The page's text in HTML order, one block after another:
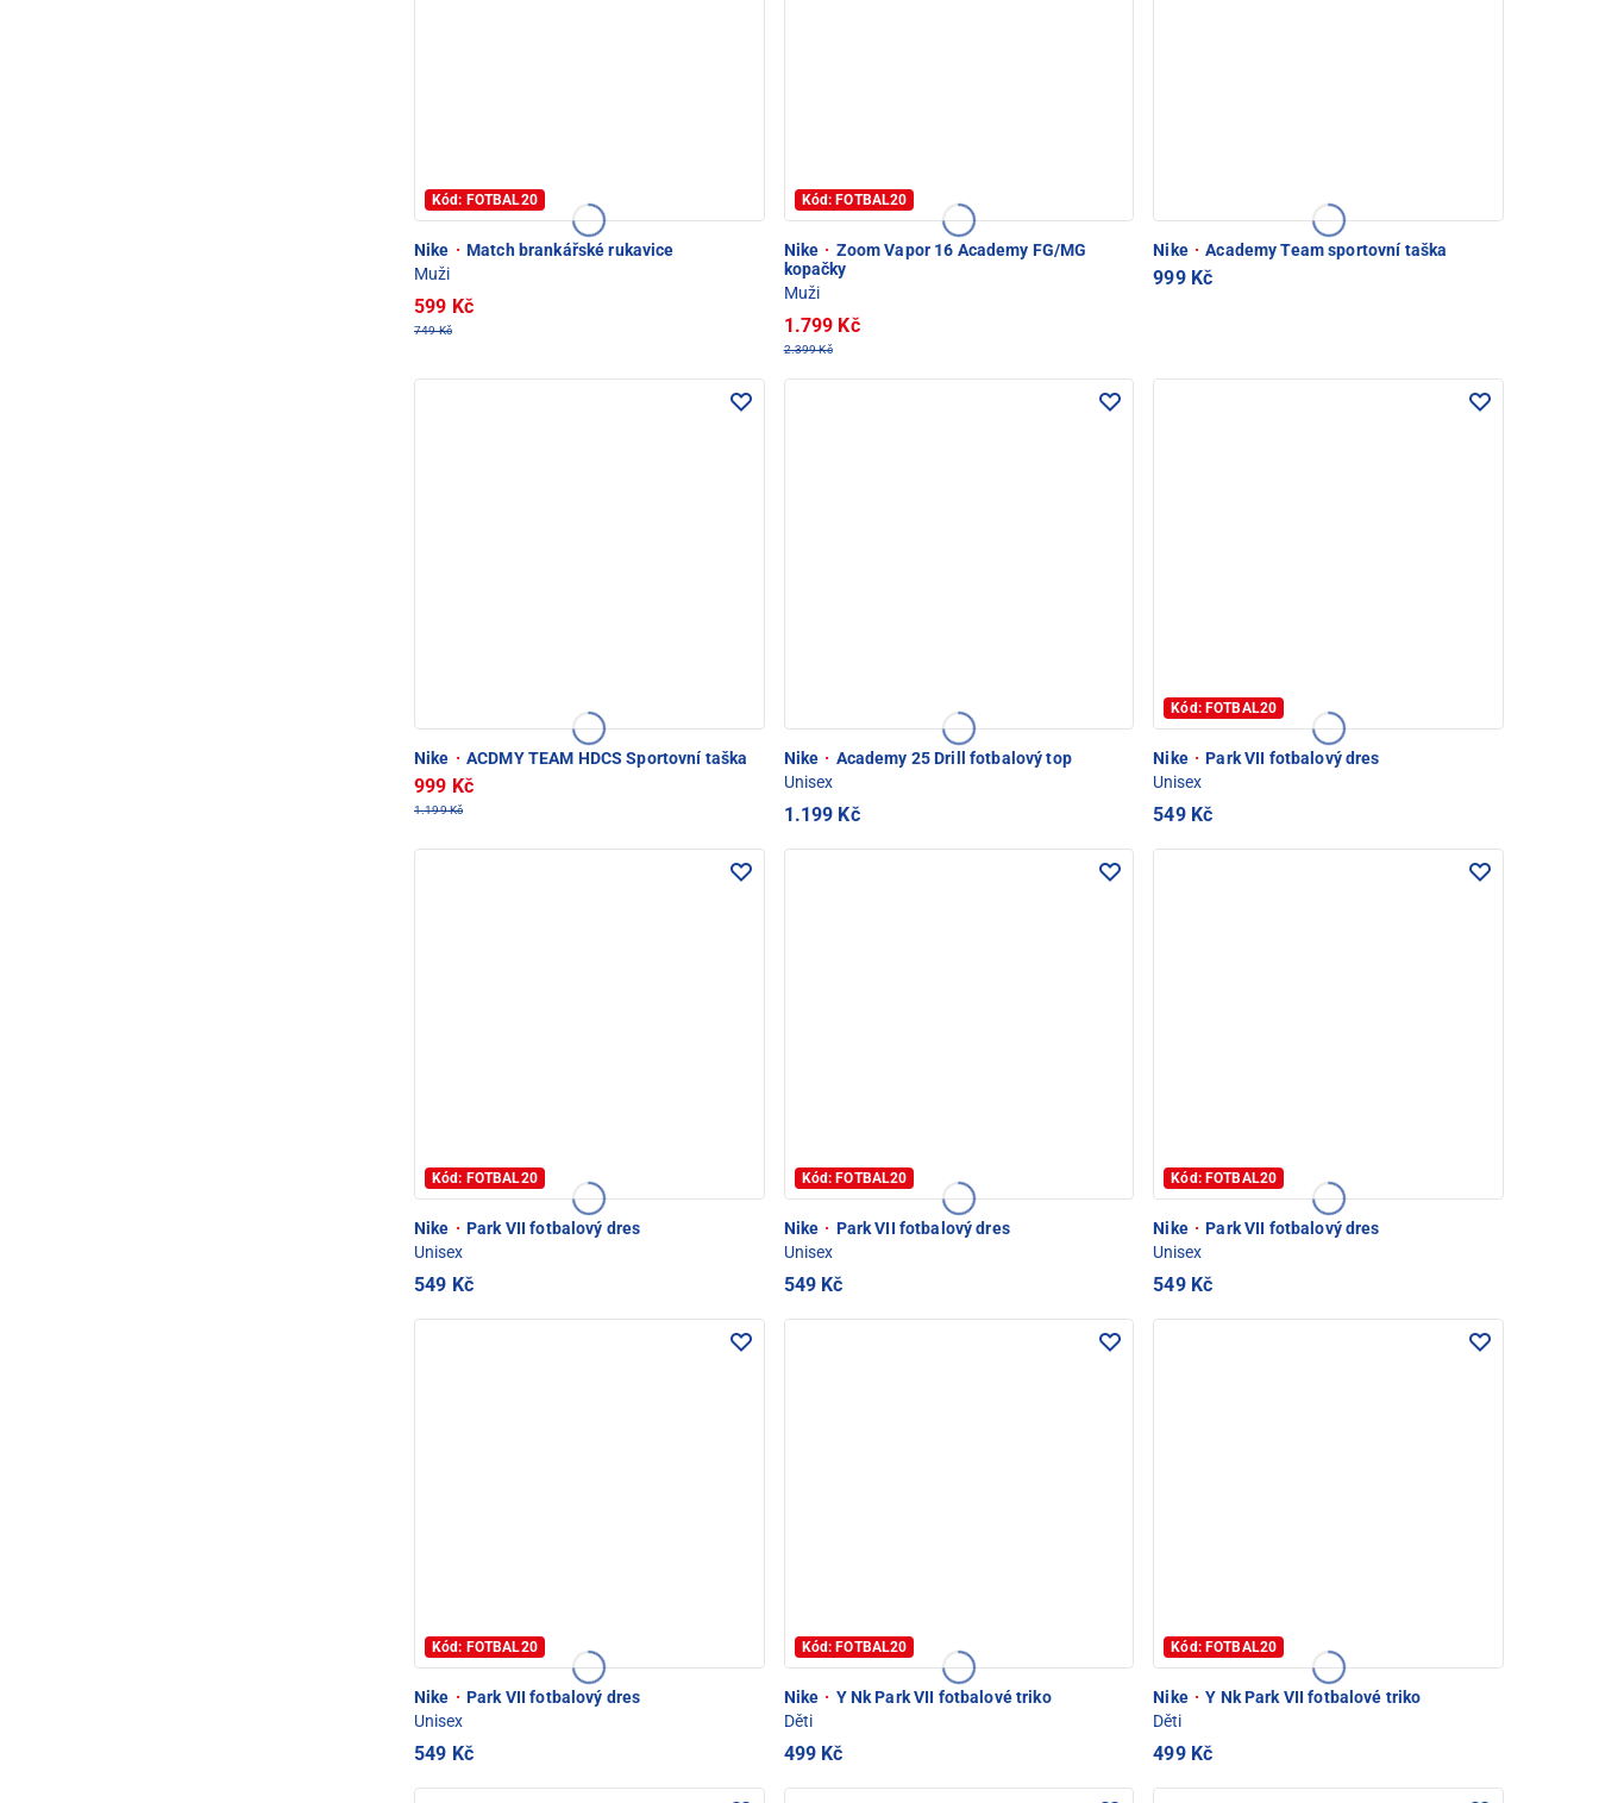
Kód: FOTBAL20
Nike · Match brankářské rukavice
Muži
599 Kč
749 Kč
Kód: FOTBAL20
Nike · Zoom Vapor 16 Academy FG/MG
kopačky
Muži
1.799 Kč
2.399 Kč
Nike · Academy Team sportovní taška
999 Kč
Nike · ACDMY TEAM HDCS Sportovní taška
999 Kč
1.199 Kč
Nike · Academy 25 Drill fotbalový top
Unisex
1.199 Kč
Kód: FOTBAL20
Nike · Park VII fotbalový dres
Unisex
549 Kč
Kód: FOTBAL20
Nike · Park VII fotbalový dres
Unisex
549 Kč
Kód: FOTBAL20
Nike · Park VII fotbalový dres
Unisex
549 Kč
Kód: FOTBAL20
Nike · Park VII fotbalový dres
Unisex
549 Kč
Kód: FOTBAL20
Nike · Park VII fotbalový dres
Unisex
549 Kč
Kód: FOTBAL20
Nike · Y Nk Park VII fotbalové triko
Děti
499 Kč
Kód: FOTBAL20
Nike · Y Nk Park VII fotbalové triko
Děti
499 Kč